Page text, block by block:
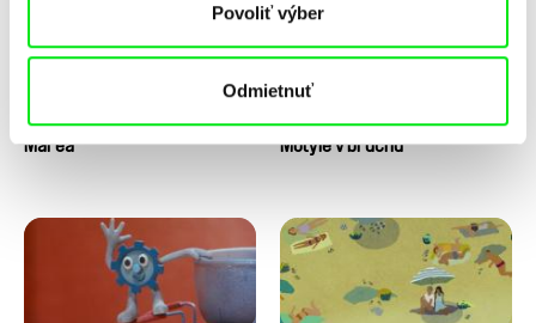
Povoliť výber
Odmietnuť
Giulia Martinelli
Marea
Miriam Lazrak
Motýle v bruchu